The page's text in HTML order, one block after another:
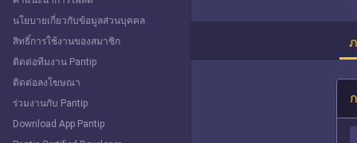
นโยบายเกี่ยวกับข้อมูลส่วนบุคคล
สิทธิ์การใช้งานของสมาชิก
ติดต่อทีมงาน Pantip
ติดต่อลงโฆษณา
ร่วมงานกับ Pantip
Download App Pantip